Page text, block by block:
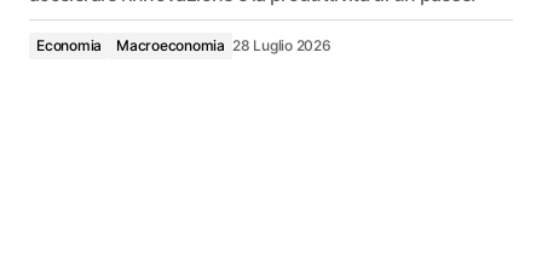
Economia Macroeconomia 28 Luglio 2026